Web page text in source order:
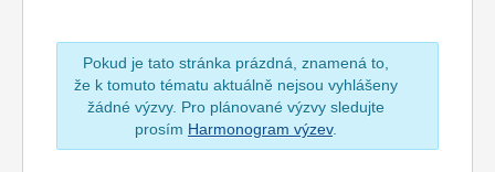
Pokud je tato stránka prázdná, znamená to,
že k tomuto tématu aktuálně nejsou vyhlášeny
žádné výzvy. Pro plánované výzvy sledujte
prosím Harmonogram výzev.